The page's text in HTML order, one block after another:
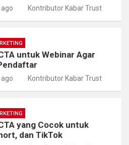
Kontributor Kabar Trust
untuk Webinar Agar
Kontributor Kabar Trust
yang Cocok untuk
dan TikTok